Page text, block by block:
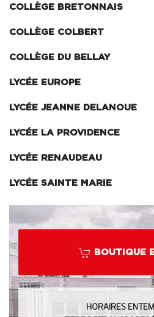
COLLÈGE BRETONNAIS
COLLÈGE COLBERT
COLLÈGE DU BELLAY
LYCÉE EUROPE
LYCÉE JEANNE DELANOUE
LYCÉE LA PROVIDENCE
LYCÉE RENAUDEAU
LYCÉE SAINTE MARIE
BOUTIQUE
HORAIRES EN